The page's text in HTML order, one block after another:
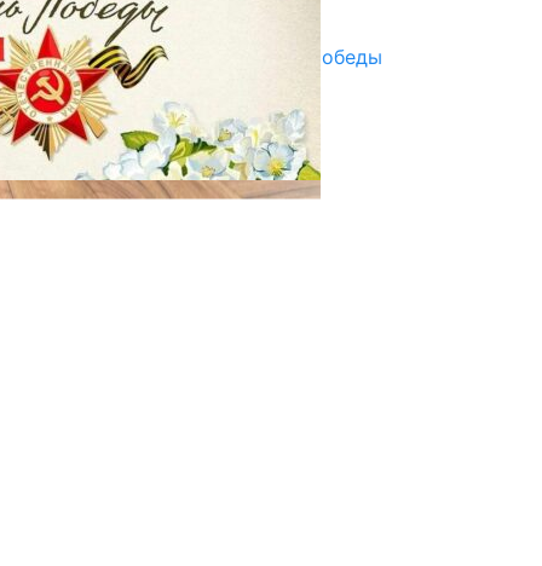
29.04.2025
Награды в преддверии Дня Победы
29.04.2025